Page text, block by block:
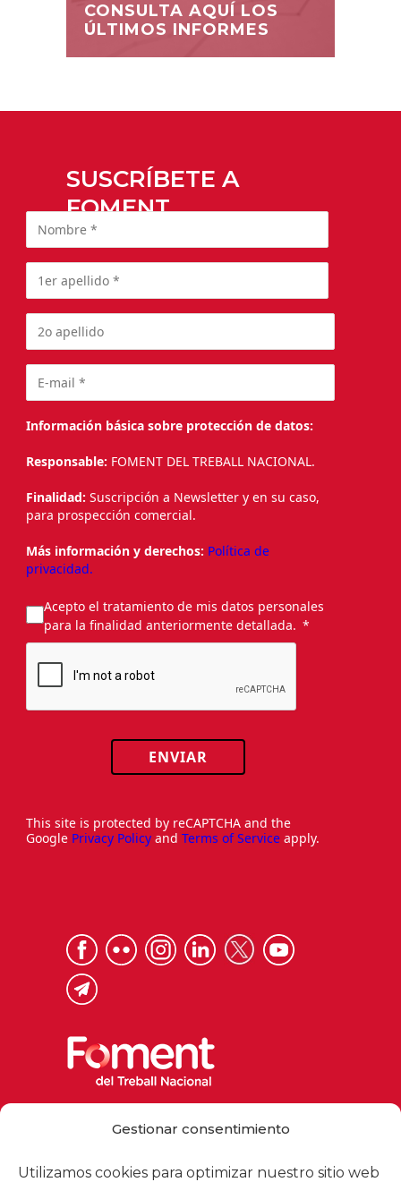
Gestionar consentimiento
Utilizamos cookies para optimizar nuestro sitio web
CONSULTA AQUÍ LOS
ÚLTIMOS INFORMES
SUSCRÍBETE A
FOMENT
Información básica sobre protección de datos:
Responsable: FOMENT DEL TREBALL NACIONAL.
Finalidad: Suscripción a Newsletter y en su caso,
para prospección comercial.
Más información y derechos: Política de
privacidad.
Acepto el tratamiento de mis datos personales
para la finalidad anteriormente detallada.
ENVIAR
This site is protected by reCAPTCHA and the
Google Privacy Policy and Terms of Service apply.
foment@foment.com